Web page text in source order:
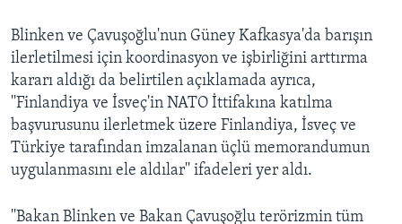
Blinken ve Çavuşoğlu'nun Güney Kafkasya'da barışın
ilerletilmesi için koordinasyon ve işbirliğini arttırma
kararı aldığı da belirtilen açıklamada ayrıca,
''Finlandiya ve İsveç'in NATO İttifakına katılma
başvurusunu ilerletmek üzere Finlandiya, İsveç ve
Türkiye tarafından imzalanan üçlü memorandumun
uygulanmasını ele aldılar'' ifadeleri yer aldı.
''Bakan Blinken ve Bakan Çavuşoğlu terörizmin tüm